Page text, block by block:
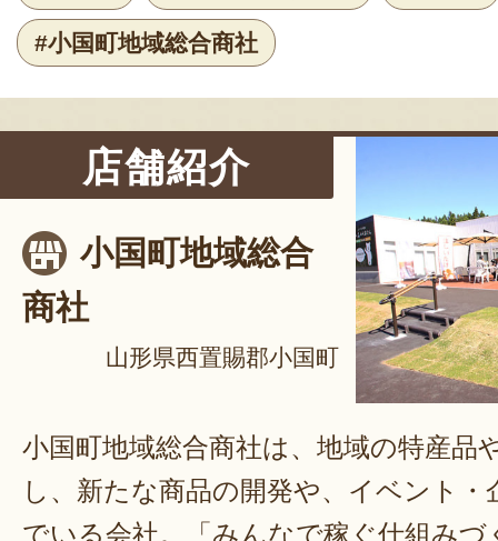
#小国町地域総合商社
店舗紹介
小国町地域総合
商社
山形県西置賜郡小国町
小国町地域総合商社は、地域の特産品
し、新たな商品の開発や、イベント・
でいる会社。「みんなで稼ぐ仕組み